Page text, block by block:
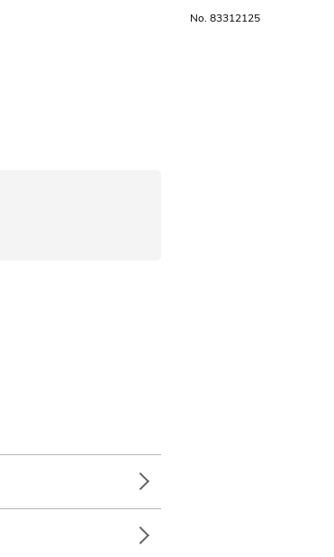
No. 83312125